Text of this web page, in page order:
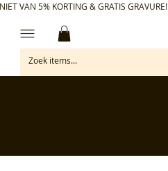
VAN 5% KORTING & GRATIS GRAVURE!